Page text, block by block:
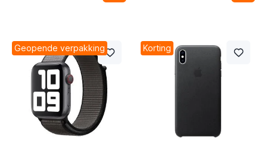
Geopende verpakking Korting